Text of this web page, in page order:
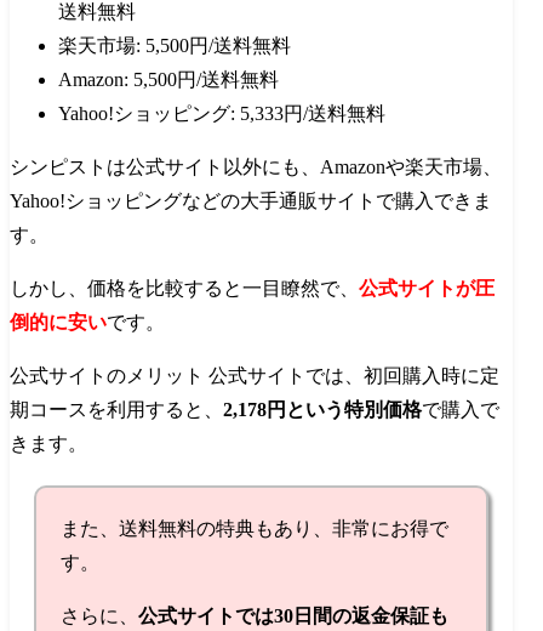
送料無料
楽天市場: 5,500円/送料無料
Amazon: 5,500円/送料無料
Yahoo!ショッピング: 5,333円/送料無料
シンピストは公式サイト以外にも、Amazonや楽天市場、
Yahoo!ショッピングなどの大手通販サイトで購入できま
す。
しかし、価格を比較すると一目瞭然で、 公式サイトが圧
倒的に安いです。
公式サイトのメリット 公式サイトでは、初回購入時に定
期コースを利用すると、 2,178円という特別価格で購入で
きます。
また、送料無料の特典もあり、非常にお得で
す。
さらに、 公式サイトでは30日間の返金保証も